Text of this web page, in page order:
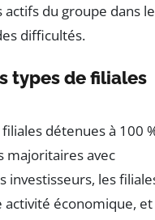
du groupe dans le
difficultés.
types de filiales
détenues à 100
majoritaires avec
investisseurs, les
économique, et